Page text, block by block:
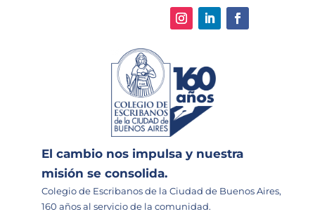
El cambio nos impulsa y nuestra
misión se consolida.
Colegio de Escribanos de la Ciudad de Buenos Aires,
160 años al servicio de la comunidad.